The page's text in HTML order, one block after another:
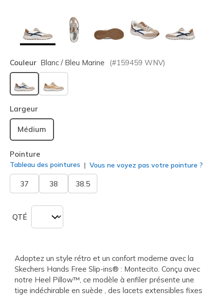
Couleur Blanc / Bleu Marine (#159459 WNV)
sélectionné
Largeur
Médium
Pointure
Tableau des pointures Vous ne voyez pas votre pointure ?
37 38 38.5
QTÉ
Adoptez un style rétro et un confort moderne avec la
Skechers Hands Free Slip-ins® : Montecito. Conçu avec
notre Heel Pillow™, ce modèle à enfiler présente une
tige indéchirable en suède , des lacets extensibles fixes